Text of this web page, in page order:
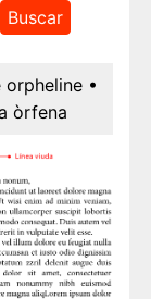
orpheline •
òrfena